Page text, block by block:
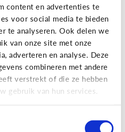
content en advertenties te
voor social media te bieden
te analyseren. Ook delen we
van onze site met onze
adverteren en analyse. Deze
combineren met andere
verstrekt of die ze hebben
gebruik van hun services.
boost je de
je kind